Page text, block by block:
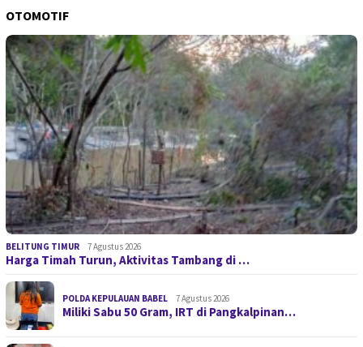
OTOMOTIF
BELITUNG TIMUR 7 Agustus 2026
Harga Timah Turun, Aktivitas Tambang di …
POLDA KEPULAUAN BABEL 7 Agustus 2026
Miliki Sabu 50 Gram, IRT di Pangkalpinan…